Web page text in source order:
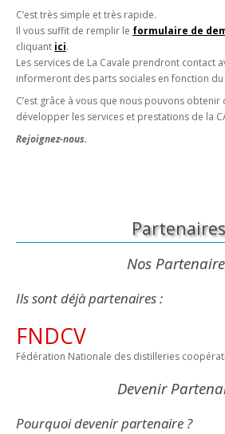
C’est très simple et très rapide.
Il vous suffit de remplir le formulaire de
cliquant ici.
Les services de La Cavale prendront contact
informeront des parts sociales en fonction du
C’est grâce à vous que nous pouvons
développer les services et prestations de la
Rejoignez-nous.
Partenaires
Nos
Ils sont déjà partenaires :
FNDCV
Fédération Nationale des distilleries
Devenir
Pourquoi devenir partenaire ?